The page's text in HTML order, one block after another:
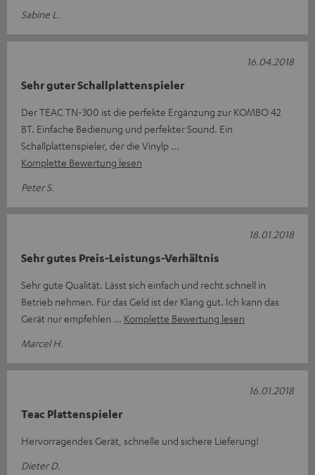
Sabine L.
Sehr guter Schallplattenspieler
Der TEAC TN-300 ist die perfekte Ergänzung zur KOMBO 42
BT. Einfache Bedienung und perfekter Sound. Ein
Schallplattenspieler, der die Vinylp
Komplette Bewertung lesen
Peter S.
16.04.2018
Sehr gutes Preis-Leistungs-Verhältnis
Sehr gute Qualität. Lässt sich einfach und recht schnell in
Betrieb nehmen. Für das Geld ist der Klang gut. Ich kann das
Gerät nur empfehlen
Komplette Bewertung lesen
Marcel H.
18.01.2018
Teac Plattenspieler
Hervorragendes Gerät, schnelle und sichere Lieferung!
Dieter D.
16.01.2018